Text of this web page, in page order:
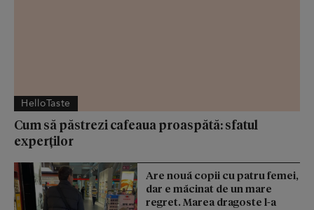
HelloTaste
Cum să păstrezi cafeaua proaspătă: sfatul
experților
Are nouă copii cu patru femei,
dar e măcinat de un mare
regret. Marea dragoste l-a